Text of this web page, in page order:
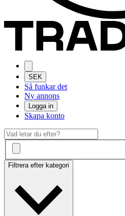
SEK
Så funkar det
Ny annons
Logga in
Skapa konto
Filtrera efter kategori